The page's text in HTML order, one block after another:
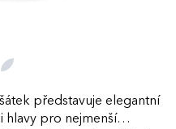
představuje elegantní
hlavy pro nejmenší